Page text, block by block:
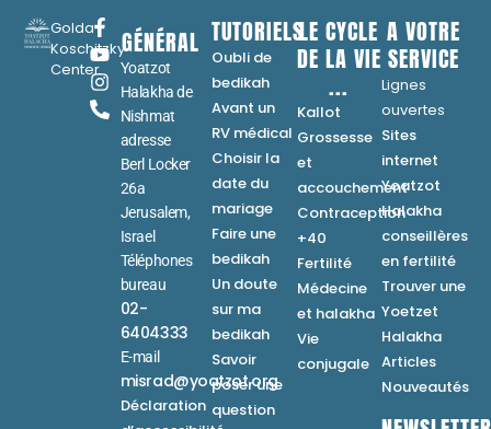
Golda
Koschitzky
Center
GÉNÉRAL
Yoatzot
Halakha de
Nishmat
adresse
Berl Locker
26a
Jerusalem,
Israel
Téléphones
bureau
02-
6404333
E-mail
misrad@yoatzot.org
Déclaration
TUTORIELS
Oubli de
bedikah
Avant un
RV médical
Choisir la
date du
mariage
Faire une
bedikah
Un doute
sur ma
bedikah
Savoir
poser une
question
LE CYCLE
DE LA VIE
...
Kallot
Grossesse
et
accouchement
Contraception
+40
Fertilité
Médecine
et halakha
Vie
conjugale
A VOTRE
SERVICE
Lignes
ouvertes
Sites
internet
Yoatzot
Halakha
conseillères
en fertilité
Trouver une
Yoetzet
Halakha
Articles
Nouveautés